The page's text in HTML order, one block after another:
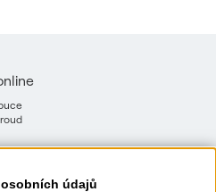
údajů